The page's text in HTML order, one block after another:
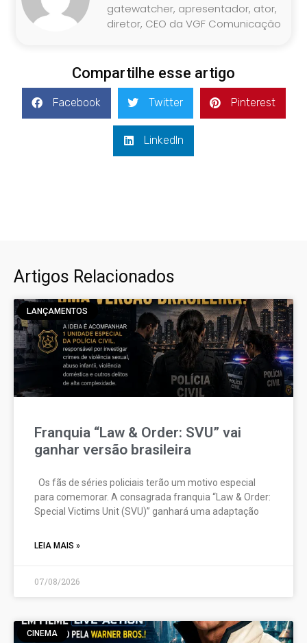
gatewatcher, apresentador, ator,
diretor, CEO da VGF Comunicação
Compartilhe esse artigo
Facebook Twitter Pinterest
LinkedIn
Artigos Relacionados
LANÇAMENTOS
Franquia “Law & Order: SVU” vai
ganhar versão brasileira
Os fãs de séries policiais terão um motivo especial
para comemorar. A consagrada franquia “Law & Order:
Special Victims Unit (SVU)” ganhará uma adaptação
LEIA MAIS »
07/08/2026
CINEMA